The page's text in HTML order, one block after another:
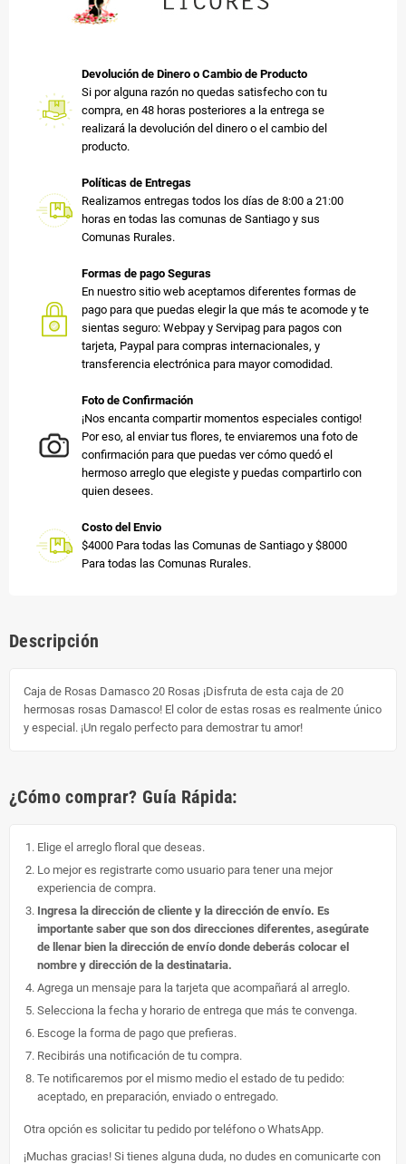
Devolución de Dinero o Cambio de Producto
Si por alguna razón no quedas satisfecho con tu
compra, en 48 horas posteriores a la entrega se
realizará la devolución del dinero o el cambio del
producto.
Políticas de Entregas
Realizamos entregas todos los días de 8:00 a 21:00
horas en todas las comunas de Santiago y sus
Comunas Rurales.
Formas de pago Seguras
En nuestro sitio web aceptamos diferentes formas de
pago para que puedas elegir la que más te acomode y te
sientas seguro: Webpay y Servipag para pagos con
tarjeta, Paypal para compras internacionales, y
transferencia electrónica para mayor comodidad.
Foto de Confirmación
¡Nos encanta compartir momentos especiales contigo!
Por eso, al enviar tus flores, te enviaremos una foto de
confirmación para que puedas ver cómo quedó el
hermoso arreglo que elegiste y puedas compartirlo con
quien desees.
Costo del Envio
$4000 Para todas las Comunas de Santiago y $8000
Para todas las Comunas Rurales.
Descripción
Caja de Rosas Damasco 20 Rosas ¡Disfruta de esta caja de 20
hermosas rosas Damasco! El color de estas rosas es realmente único
y especial. ¡Un regalo perfecto para demostrar tu amor!
¿Cómo comprar? Guía Rápida:
Elige el arreglo floral que deseas.
Lo mejor es registrarte como usuario para tener una mejor
experiencia de compra.
Ingresa la dirección de cliente y la dirección de envío. Es
importante saber que son dos direcciones diferentes, asegúrate
de llenar bien la dirección de envío donde deberás colocar el
nombre y dirección de la destinataria.
Agrega un mensaje para la tarjeta que acompañará al arreglo.
Selecciona la fecha y horario de entrega que más te convenga.
Escoge la forma de pago que prefieras.
Recibirás una notificación de tu compra.
Te notificaremos por el mismo medio el estado de tu pedido:
aceptado, en preparación, enviado o entregado.
Otra opción es solicitar tu pedido por teléfono o WhatsApp.
¡Muchas gracias! Si tienes alguna duda, no dudes en comunicarte con